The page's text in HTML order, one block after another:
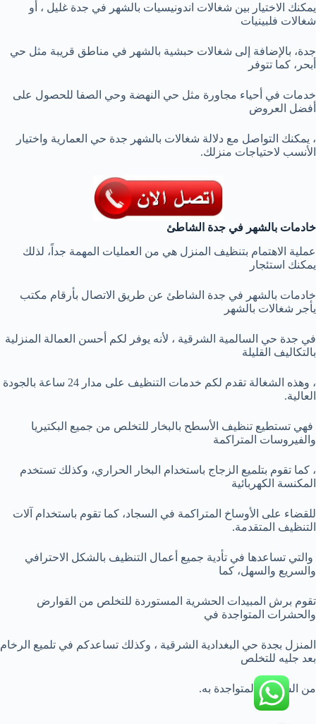
يمكنك الاختيار بين شغالات اندونيسيات بالشهر في جدة غليل ، أو
شغالات فلبينيات
جدة، بالإضافة إلى شغالات حبشية بالشهر في مناطق قريبة مثل حي
أبحر، كما تتوفر
خدمات في أحياء مجاورة مثل حي النهضة وحي الصفا للحصول على
أفضل العروض
، يمكنك التواصل مع دلالة شغالات بالشهر جدة حي العمارية واختيار
الأنسب لاحتياجات منزلك.
خادمات بالشهر في جدة الشاطئ
عملية الاهتمام بتنظيف المنزل هي من العمليات المهمة جداً، لذلك
يمكنك استئجار
خادمات بالشهر في جدة الشاطئ عن طريق الاتصال بأرقام مكتب
يأجر شغالات بالشهر
في جدة حي السالمية الشرقية ، لأنه يوفر لكم أحسن العمالة المنزلية
بالتكاليف القليلة
، وهذه الشغالة تقدم لكم خدمات التنظيف على مدار 24 ساعة بالجودة
العالية.
فهي تستطيع تنظيف الأسطح بالبخار للتخلص من جميع البكتيريا
والفيروسات المتراكمة
، كما تقوم بتلميع الزجاج باستخدام البخار الحراري، وكذلك تستخدم
المكنسة الكهربائية
للقضاء على الأوساخ المتراكمة في السجاد، كما تقوم باستخدام آلات
التنظيف المتقدمة.
والتي تساعدها في تأدية جميع أعمال التنظيف بالشكل الاحترافي
والسريع والسهل، كما
تقوم برش المبيدات الحشرية المستوردة للتخلص من القوارض
والحشرات المتواجدة في
المنزل بجدة حي البغدادية الشرقية ، وكذلك تساعدكم في تلميع الرخام
بعد جليه للتخلص
من الشوائب المتواجدة به.